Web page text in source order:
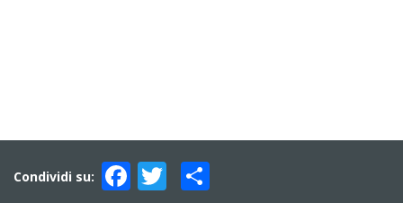
Condividi su: Facebook
Twitter